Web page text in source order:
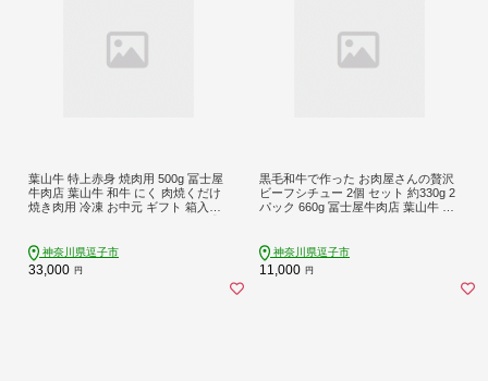
葉山牛 特上赤身 焼肉用 500g 冨士屋
牛肉店 葉山牛 和牛 にく 肉焼くだけ
焼き肉用 冷凍 お中元 ギフト 箱入り
神奈川県逗子市
33,000 円
黒毛和牛で作った お肉屋さんの贅沢
ビーフシチュー 2個 セット 約330g 2
パック 660g 冨士屋牛肉店 葉山牛 松
牛 黒毛和牛 送料無料 神奈川県 逗子
市
神奈川県逗子市
11,000 円